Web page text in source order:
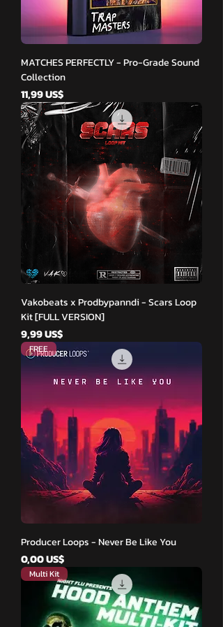
MATCHES PERFECTLY - Pro-Grade Sound
Collection
Cena
11,99 US$
Vakobeats x Prodbypanndi - Scars Loop
Kit [FULL VERSION]
Cena
9,99 US$
FREE
Producer Loops - Never Be Like You
Cena
0,00 US$
Multi Kit